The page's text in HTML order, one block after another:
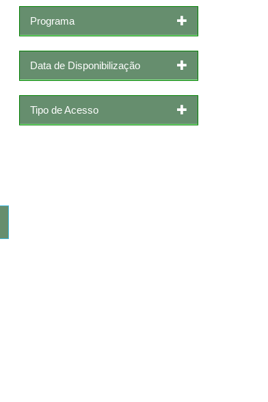
Programa
Data de Disponibilização
Tipo de Acesso